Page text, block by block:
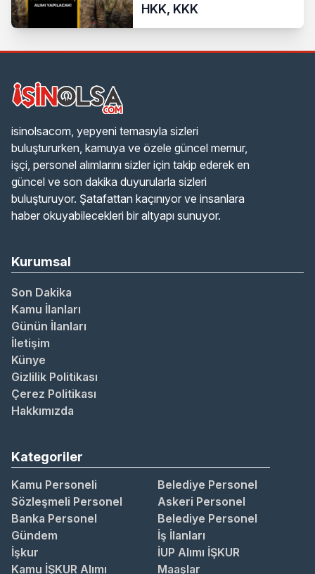
HKK, KKK
isinolsacom, yepyeni temasıyla sizleri
buluştururken, kamuya ve özele güncel memur,
işçi, personel alımlarını sizler için takip ederek en
güncel ve son dakika duyurularla sizleri
buluşturuyor. Şatafattan kaçınıyor ve insanlara
haber okuyabilecekleri bir altyapı sunuyor.
Kurumsal
Son Dakika
Kamu İlanları
Günün İlanları
İletişim
Künye
Gizlilik Politikası
Çerez Politikası
Hakkımızda
Kategoriler
Kamu Personeli
Belediye Personel
Sözleşmeli Personel
Askeri Personel
Banka Personel
Belediye Personel
Gündem
İş İlanları
İşkur
İUP Alımı İŞKUR
Kamu İŞKUR Alımı
Maaşlar